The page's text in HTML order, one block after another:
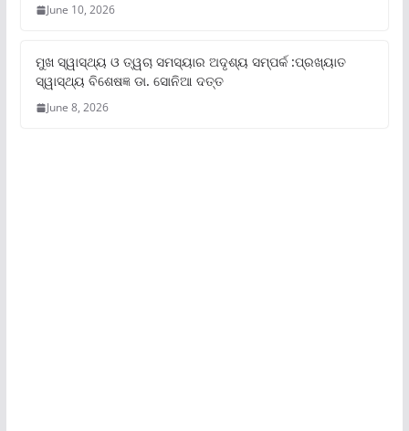
June 10, 2026
ମୁଖ ସ୍ୱାସ୍ଥ୍ୟ ଓ ତ୍ୱଚା ସମସ୍ୟାର ଅଦୃଶ୍ୟ ସମ୍ପର୍କ :ପ୍ରଖ୍ୟାତ
ସ୍ୱାସ୍ଥ୍ୟ ବିଶେଷଜ୍ଞ ଡା. ସୋନିଆ ଦତ୍ତ
June 8, 2026